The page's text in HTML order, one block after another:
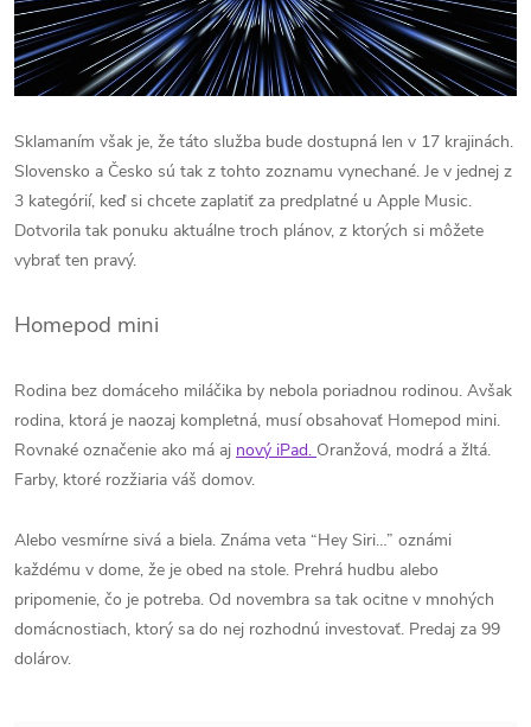
Sklamaním však je, že táto služba bude dostupná len v 17 krajinách.
Slovensko a Česko sú tak z tohto zoznamu vynechané. Je v jednej z
3 kategórií, keď si chcete zaplatiť za predplatné u Apple Music.
Dotvorila tak ponuku aktuálne troch plánov, z ktorých si môžete
vybrať ten pravý.
Homepod mini
Rodina bez domáceho miláčika by nebola poriadnou rodinou. Avšak
rodina, ktorá je naozaj kompletná, musí obsahovať Homepod mini.
Rovnaké označenie ako má aj nový iPad. Oranžová, modrá a žltá.
Farby, ktoré rozžiaria váš domov.
Alebo vesmírne sivá a biela. Známa veta “Hey Siri…” oznámi
každému v dome, že je obed na stole. Prehrá hudbu alebo
pripomenie, čo je potreba. Od novembra sa tak ocitne v mnohých
domácnostiach, ktorý sa do nej rozhodnú investovať. Predaj za 99
dolárov.